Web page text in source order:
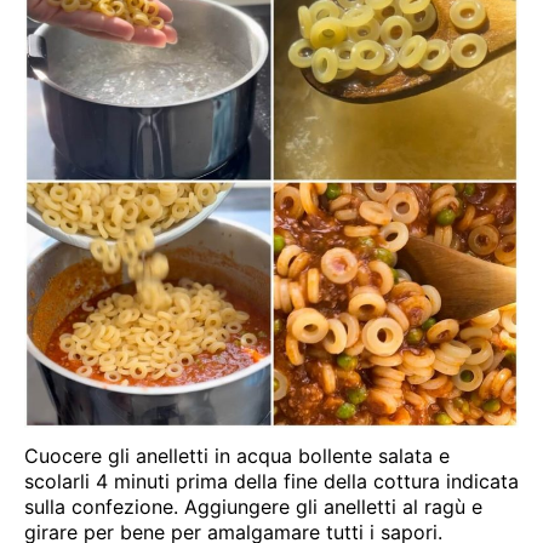
Cuocere gli anelletti in acqua bollente salata e
scolarli 4 minuti prima della fine della cottura indicata
sulla confezione. Aggiungere gli anelletti al ragù e
girare per bene per amalgamare tutti i sapori.